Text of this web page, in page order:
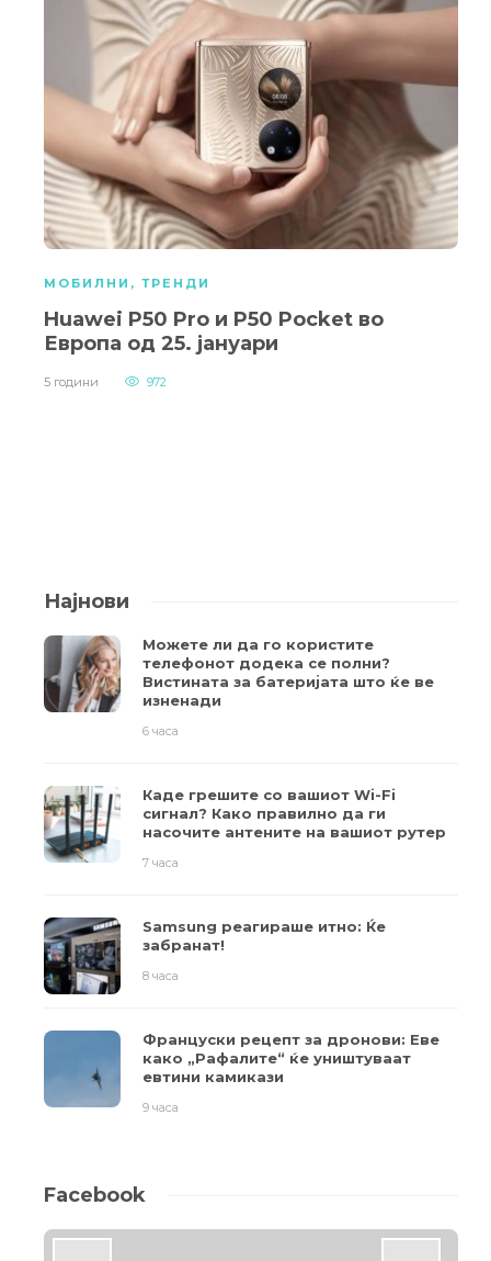
МОБИЛНИ , ТРЕНДИ
Huawei P50 Pro и P50 Pocket во
Европа од 25. јануари
5 години 972
Најнови
Можете ли да го користите
телефонот додека се полни?
Вистината за батеријата што ќе ве
изненади
6 часа
Каде грешите со вашиот Wi-Fi
сигнал? Како правилно да ги
насочите антените на вашиот рутер
7 часа
Samsung реагираше итно: Ќе
забранат!
8 часа
Француски рецепт за дронови: Еве
како „Рафалите“ ќе уништуваат
евтини камикази
9 часа
Facebook